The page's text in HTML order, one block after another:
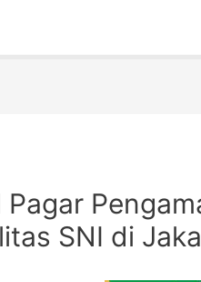
Pagar
SNI di